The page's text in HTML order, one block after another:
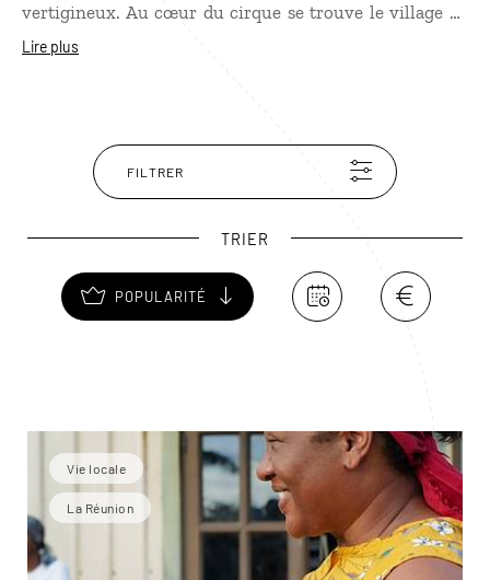
vertigineux. Au cœur du cirque se trouve le village de
Cilaos, réputé pour ses sources thermales, sa
haut lieu de l'escalade et du canyoning à La Réunion.
Lire plus
FILTRER
TRIER
POPULARITÉ
Vie locale
La Réunion